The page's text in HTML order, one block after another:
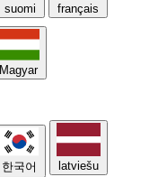
suomi français
Magyar
한국어 latviešu